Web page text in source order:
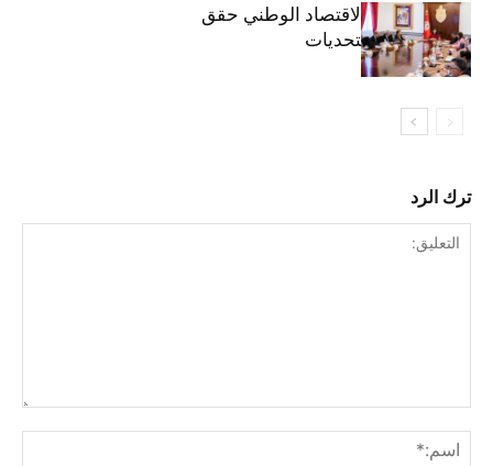
وزيرة المالية: الاقتصاد الوطني حقق
مكاسب رغم التحديات
ترك الرد